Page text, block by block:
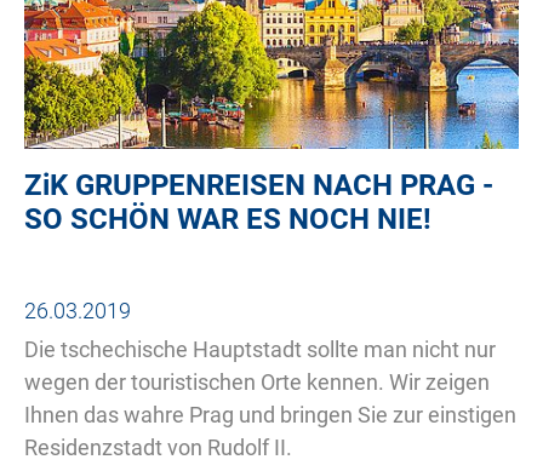
ZiK GRUPPENREISEN NACH PRAG -
SO SCHÖN WAR ES NOCH NIE!
26.03.2019
Die tschechische Hauptstadt sollte man nicht nur
wegen der touristischen Orte kennen. Wir zeigen
Ihnen das wahre Prag und bringen Sie zur einstigen
Residenzstadt von Rudolf II.